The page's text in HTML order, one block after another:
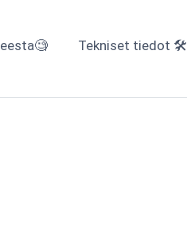
Tekniset tiedot 🛠